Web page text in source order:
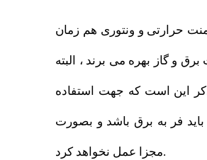
حرارتی و ونتوری هم زمان
برق و گاز بهره می برند ، البته
این است که جهت استفاده
باید فر به برق باشد و بصورت
مجزا عمل نخواهد کرد.